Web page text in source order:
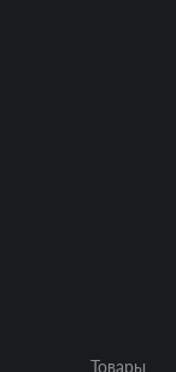
Товары